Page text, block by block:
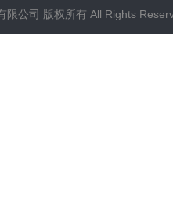
限公司 版权所有 All Rights